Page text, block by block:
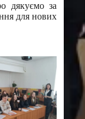
дякуємо за
для нових